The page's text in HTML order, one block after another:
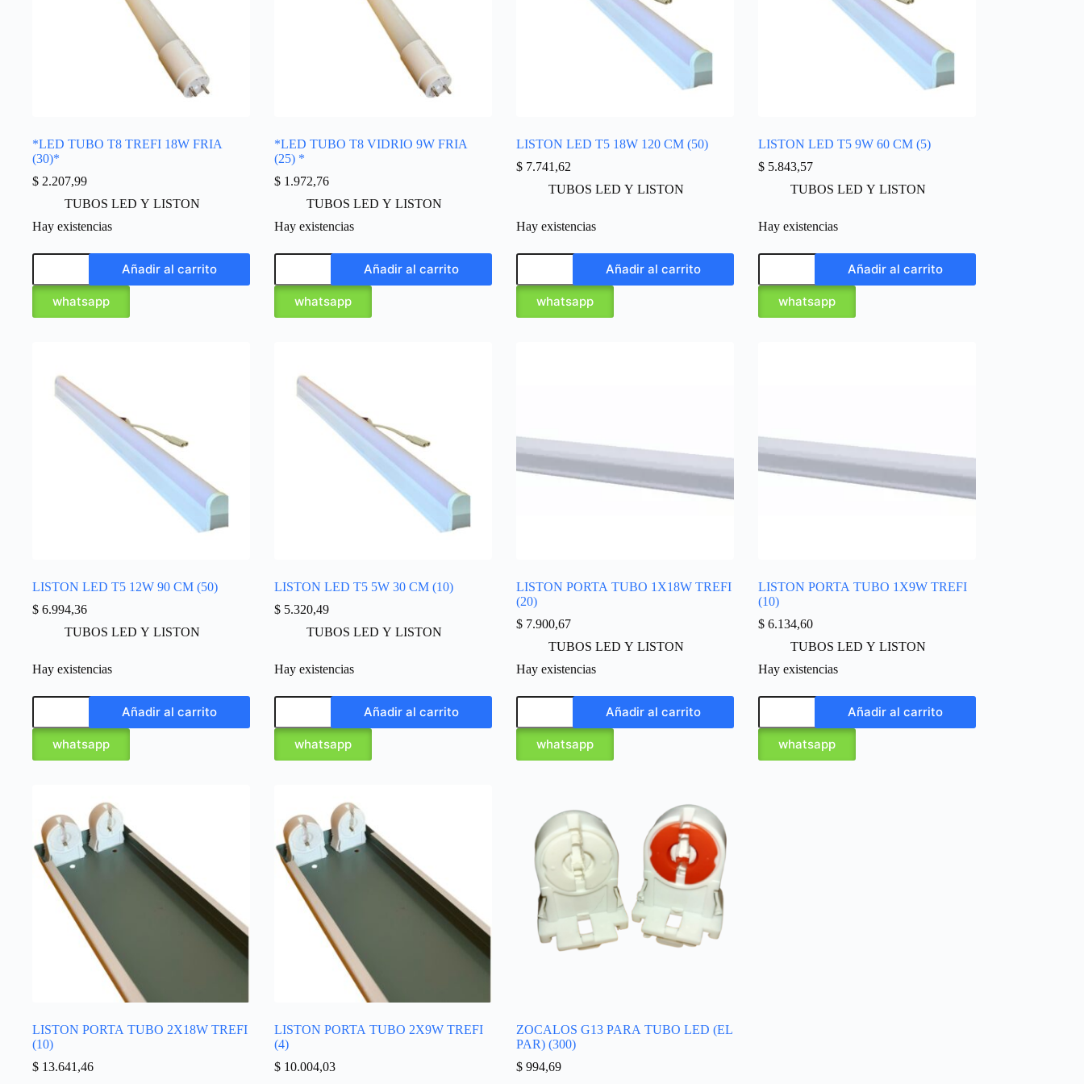
*LED TUBO T8 TREFI 18W FRIA
(30)*
$ 2.207,99
TUBOS LED Y LISTON
Hay existencias
Añadir al carrito
whatsapp
*LED TUBO T8 VIDRIO 9W FRIA
(25) *
$1.972,76
TUBOS LED Y LISTON
Hay existencias
Añadir al carrito
whatsapp
LISTON LED T5 18W 120 CM (50)
$7.741,62
TUBOS LED Y LISTON
Hay existencias
Añadir al carrito
whatsapp
LISTON LED T5 9W 60 CM (5)
$5.843,57
TUBOS LED Y LISTON
Hay existencias
Añadir al carrito
whatsapp
LISTON LED T5 12W 90 CM (50)
$ 6.994,36
TUBOS LED Y LISTON
Hay existencias
Añadir al carrito
whatsapp
LISTON LED T5 5W 30 CM (10)
$5.320,49
TUBOS LED Y LISTON
Hay existencias
Añadir al carrito
whatsapp
LISTON PORTA TUBO 1X18W TREFI
(20)
$7.900,67
TUBOS LED Y LISTON
Hay existencias
Añadir al carrito
whatsapp
LISTON PORTA TUBO 1X9W TREFI
(10)
$6.134,60
TUBOS LED Y LISTON
Hay existencias
Añadir al carrito
whatsapp
LISTON PORTA TUBO 2X18W TREFI
(10)
$ 13.641,46
LISTON PORTA TUBO 2X9W TREFI
(4)
$10.004,03
ZOCALOS G13 PARA TUBO LED (EL
PAR) (300)
$994,69